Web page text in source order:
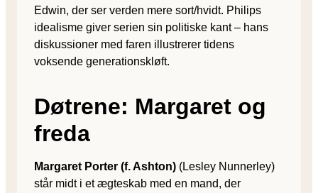
Edwin, der ser verden mere sort/hvidt. Philips
idealisme giver serien sin politiske kant – hans
diskussioner med faren illustrerer tidens
voksende generationskløft.
Døtrene: Margaret og
freda
Margaret Porter (f. Ashton) (Lesley Nunnerley)
står midt i et ægteskab med en mand, der